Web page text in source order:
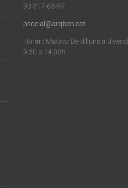
93 317-63-97
psocial@arqbcn.cat
Horari: Matins: De dilluns a
9.30 a 14.00h.